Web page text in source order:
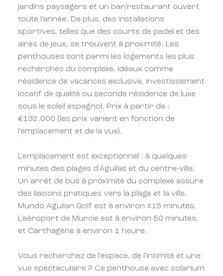
jardins paysagers et un bar/restaurant ouvert
toute l'année. De plus, des installations
sportives, telles que des courts de padel et des
aires de jeux, se trouvent à proximité. Les
penthouses sont parmi les logements les plus
recherchés du complexe, idéaux comme
résidence de vacances exclusive, investissement
locatif de qualité ou seconde résidence de luxe
sous le soleil espagnol. Prix à partir de :
€132.000 (les prix varient en fonction de
l'emplacement et de la vue).
L'emplacement est exceptionnel : à quelques
minutes des plages d'Águilas et du centre-ville.
Un arrêt de bus à proximité du complexe assure
des liaisons pratiques vers la plage et la ville.
Mundo Aguilan Golf est à environ ±15 minutes,
L'aéroport de Murcie est à environ 50 minutes,
et Carthagène à environ 1 heure.
Vous recherchez de l'espace, de l'intimité et une
vue spectaculaire ? Ce penthouse avec solarium